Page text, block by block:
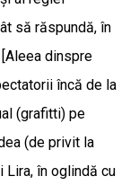
să răspundă, în
dinspre
încă de la
(grafitti) pe
(de privit la
Lira, în oglindă cu